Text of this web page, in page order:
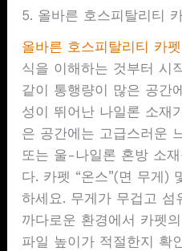
5. 올바른 호스피탈리티
올바른 호스피탈리티 카
식을 이해하는 것부터 시
같이 통행량이 많은 공간
성이 뛰어난 나일론 소재
은 공간에는 고급스러운
또는 울-나일론 혼방 소
다. 카펫 “온스”(면 무게)
하세요. 무게가 무겁고 섬
까다로운 환경에서 카펫
파일 높이가 적절한지 확